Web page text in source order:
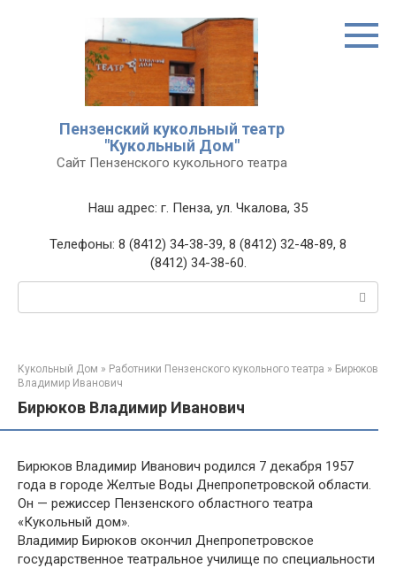
Пензенский кукольный театр
"Кукольный Дом"
Сайт Пензенского кукольного театра
Наш адрес: г. Пенза, ул. Чкалова, 35
Телефоны: 8 (8412) 34-38-39, 8 (8412) 32-48-89, 8
(8412) 34-38-60.
Кукольный Дом » Работники Пензенского кукольного театра » Бирюков
Владимир Иванович
Бирюков Владимир Иванович
Бирюков Владимир Иванович родился 7 декабря 1957
года в городе Желтые Воды Днепропетровской области.
Он — режиссер Пензенского областного театра
«Кукольный дом».
Владимир Бирюков окончил Днепропетровское
государственное театральное училище по специальности